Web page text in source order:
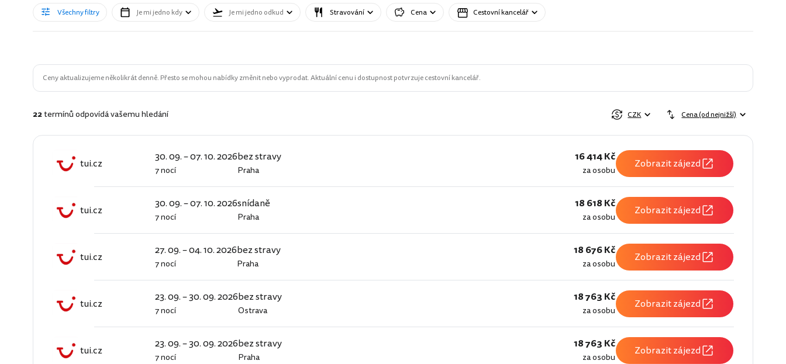
Všechny filtry Je mi jedno kdy Je mi jedno odkud Stravování Cena Cestovní kancelář
Ceny aktualizujeme několikrát denně. Přesto se mohou nabídky změnit nebo vyprodat. Aktuální cenu i dostupnost potvrzuje cestovní kancelář.
22termínů odpovídá vašemu hledání CZK Cena (od nejnižší)
tui.cz 30. 09. – 07. 10. 2026
7 nocí
bez stravy
Praha
16 414 Kč
za osobu Zobrazit zájezd
tui.cz 30. 09. – 07. 10. 2026
7 nocí
snídaně
Praha
18 618 Kč
za osobu Zobrazit zájezd
tui.cz 27. 09. – 04. 10. 2026
7 nocí
bez stravy
Praha
18 676 Kč
za osobu Zobrazit zájezd
tui.cz 23. 09. – 30. 09. 2026
7 nocí
bez stravy
Ostrava
18 763 Kč
za osobu Zobrazit zájezd
tui.cz 23. 09. – 30. 09. 2026
7 nocí
bez stravy
Praha
18 763 Kč
za osobu Zobrazit zájezd